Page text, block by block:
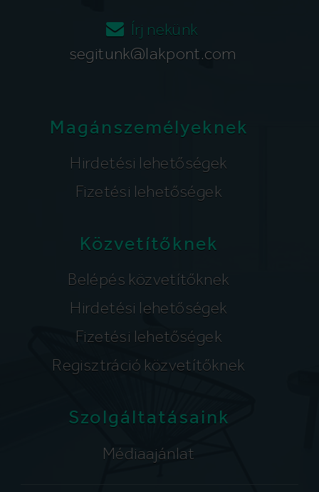
Írj nekünk
segitunk@lakpont.com
Magánszemélyeknek
Hirdetési lehetőségek
Fizetési lehetőségek
Közvetítőknek
Belépés közvetítőknek
Hirdetési lehetőségek
Fizetési lehetőségek
Regisztráció közvetítőknek
Szolgáltatásaink
Médiaajánlat